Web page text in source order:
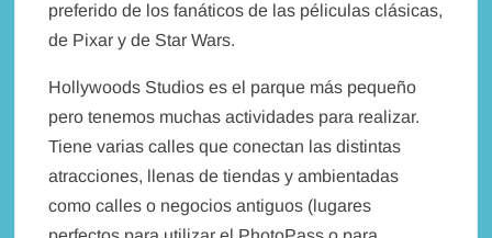
preferido de los fanáticos de las péliculas clásicas,
de Pixar y de Star Wars.
Hollywoods Studios es el parque más pequeño
pero tenemos muchas actividades para realizar.
Tiene varias calles que conectan las distintas
atracciones, llenas de tiendas y ambientadas
como calles o negocios antiguos (lugares